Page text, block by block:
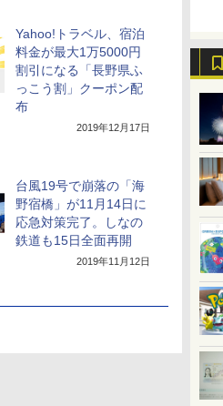
Yahoo!トラベル、宿泊
料金が最大1万5000円
割引になる「長野県ふ
っこう割」クーポン配
布
2019年12月17日
台風19号で崩落の「海
野宿橋」が11月14日に
応急対策完了。しなの
鉄道も15日全面再開
2019年11月12日